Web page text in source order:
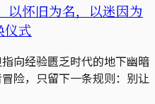
以怀旧为名，以迷因为
仪式
向经验匮乏时代的地下幽暗
险，只留下一条规则：别让